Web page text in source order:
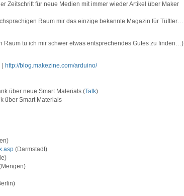
Zeitschrift für neue Medien mit immer wieder Artikel über Maker
Raum mir das einzige bekannte Magazin für Tüftler…
Raum tu ich mir schwer etwas entsprechendes Gutes zu finden…)
http://blog.makezine.com/arduino/
über neue Smart Materials (Talk)
über Smart Materials
(Darmstadt)